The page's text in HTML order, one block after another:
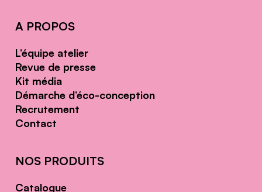
A PROPOS
L’équipe atelier
Revue de presse
Kit média
Démarche d’éco-conception
Recrutement
Contact
NOS PRODUITS
Catalogue